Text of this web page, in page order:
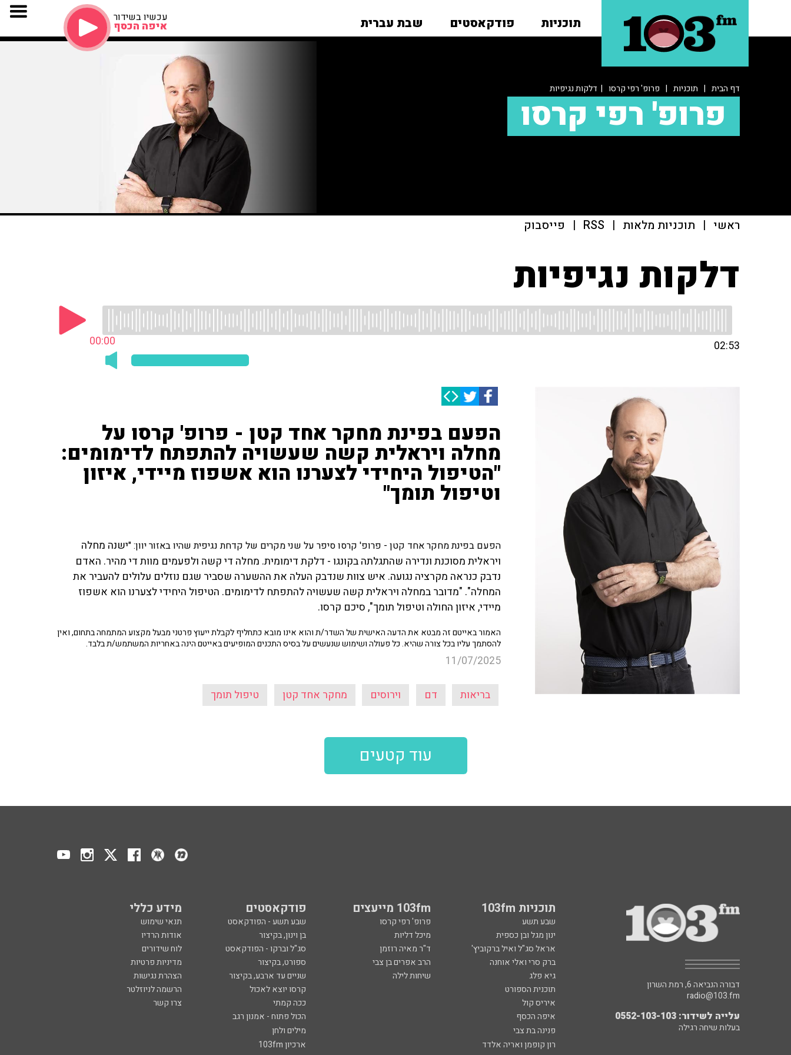
תוכניות פודקאסטים שבת עברית עכשיו בשידור
איפה הכסף
דף הבית | תוכניות | פרופ' רפי קרסו | דלקות נגיפיות
פרופ' רפי קרסו
ראשי | תוכניות מלאות |
RSS
| פייסבוק
דלקות נגיפיות
00:00 02:53
הפעם בפינת מחקר אחד קטן - פרופ' קרסו על
מחלה ויראלית קשה שעשויה להתפתח לדימומים:
"הטיפול היחידי לצערנו הוא אשפוז מיידי, איזון
וטיפול תומך"
הפעם בפינת מחקר אחד קטן - פרופ' קרסו סיפר על שני מקרים של קדחת נגיפית שהיו באזור יוון: "ישנה מחלה
ויראלית מסוכנת ונדירה שהתגלתה בקונגו - דלקת דימומית. מחלה די קשה ולפעמים מוות די מהיר. האדם
נדבק כנראה מקרציה נגועה. איש צוות שנדבק העלה את ההשערה שסביר שגם נוזלים עלולים להעביר את
המחלה". "מדובר במחלה ויראלית קשה שעשויה להתפתח לדימומים. הטיפול היחידי לצערנו הוא אשפוז
מיידי, איזון החולה וטיפול תומך", סיכם קרסו.
האמור באייטם זה מבטא את הדעה האישית של השדר/ת והוא אינו מובא כתחליף לקבלת ייעוץ פרטני מבעל מקצוע המתמחה בתחום, ואין
להסתמך עליו בכל צורה שהיא. כל פעולה ושימוש שנעשים על בסיס התכנים המופיעים באייטם הינה באחריות המשתמש/ת בלבד.
11/07/2025
בריאות דם וירוסים מחקר אחד קטן טיפול תומך
עוד קטעים
תוכניות 103fm 103fm מייעצים פודקאסטים מידע כללי
שבע תשע פרופ' רפי קרסו שבע תשע - הפודקאסט
תנאי שימוש
ינון מגל ובן כספית
מיכל דליות בן וינון, בקיצור
אודות הרדיו
אראל סג"ל ואיל ברקוביץ'
ד"ר מאיה רוזמן סג"ל וברקו - הפודקאסט
לוח שידורים
ברק סרי ואלי אוחנה
הרב אפרים בן צבי ספורט, בקיצור
מדיניות פרטיות
גיא פלג
שיחות לילה שניים עד ארבע, בקיצור
הצהרת נגישות
תוכנית הספורט
קרסו יוצא לאכול
הרשמה לניוזלטר
איריס קול
ככה קמתי
צרו קשר
איפה הכסף
הכול פתוח - אמנון רגב
פנינה בת צבי
מילים ולחן
רון קופמן ואריה אלדד
ארכיון 103fm
דבורה הנביאה 6, רמת השרון
radio@103.fm
עלייה לשידור: 0552-103-103
בעלות שיחה רגילה